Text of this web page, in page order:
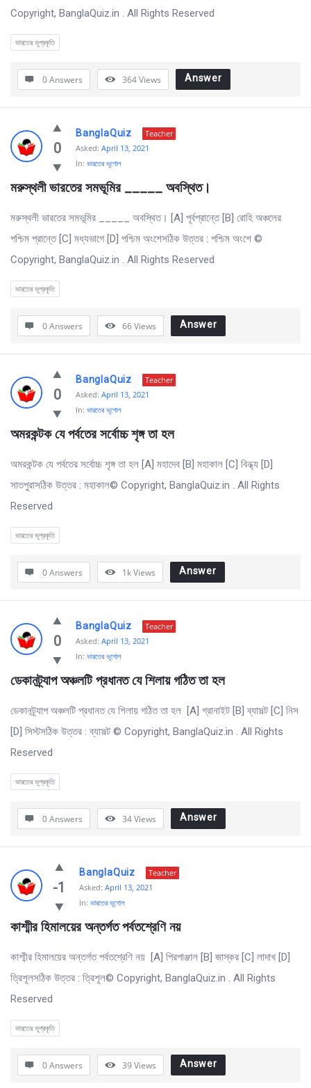
Copyright, BanglaQuiz.in . All Rights Reserved
ভারতের ভূপ্রকৃতি
0 Answers 364Views Answer
0
BanglaQuiz
Teacher
Asked: April 13, 2021
In: ভারতের ভূগোল
মরুস্থলী ভারতের সমভূমির _____ অবস্থিত।
মরুস্থলী ভারতের সমভূমির _____ অবস্থিত। [A] পূর্বপ্রান্তে [B] রােহি অঞ্চলের
পশ্চিম প্রান্তে [C] মধ্যভাগে [D] পশ্চিম অংশেসঠিক উত্তর : পশ্চিম অংশে ©
Copyright, BanglaQuiz.in . All Rights Reserved
ভারতের ভূপ্রকৃতি
0 Answers 66Views Answer
0
BanglaQuiz
Teacher
Asked: April 13, 2021
In: ভারতের ভূগোল
অমরকন্টক যে পর্বতের সর্বোচ্চ শৃঙ্গ তা হল
অমরকন্টক যে পর্বতের সর্বোচ্চ শৃঙ্গ তা হল [A] মহাদেব [B] মহাকাল [C] বিন্ধ্য [D]
সাতপুরাসঠিক উত্তর : মহাকাল© Copyright, BanglaQuiz.in . All Rights
Reserved
ভারতের ভূপ্রকৃতি
0 Answers 1kViews Answer
0
BanglaQuiz
Teacher
Asked: April 13, 2021
In: ভারতের ভূগোল
ডেকানট্র্যাপ অঞ্চলটি প্রধানত যে শিলায় গঠিত তা হল
ডেকানট্র্যাপ অঞ্চলটি প্রধানত যে শিলায় গঠিত তা হল [A] গ্রানাইট [B] ব্যাসল্ট [C] নিস
[D] সিস্টসঠিক উত্তর : ব্যাসল্ট © Copyright, BanglaQuiz.in . All Rights
Reserved
ভারতের ভূপ্রকৃতি
0 Answers 34Views Answer
-1
BanglaQuiz
Teacher
Asked: April 13, 2021
In: ভারতের ভূগোল
কাশ্মীর হিমালয়ের অন্তর্গত পর্বতশ্রেণি নয়
কাশ্মীর হিমালয়ের অন্তর্গত পর্বতশ্রেণি নয় [A] পিরপাঞ্জাল [B] জাস্কর [C] লাদাখ [D]
ত্রিশূলসঠিক উত্তর : ত্রিশূল© Copyright, BanglaQuiz.in . All Rights
Reserved
ভারতের ভূপ্রকৃতি
0 Answers 39Views Answer